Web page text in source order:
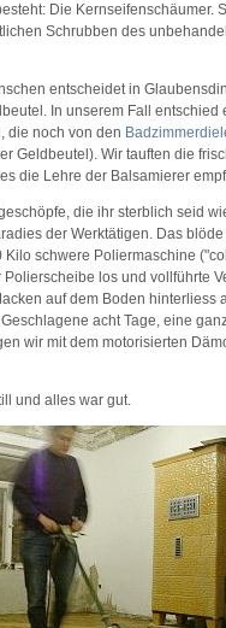
Die Kernseifenschäumer.
Schrubben des
entscheidet in
In unserem Fall entschied
die noch von den
Geldbeutel). Wir tauften die
die Lehre der Balsamierer
die ihr sterblich seid
der Werktätigen. Das
schwere Poliermaschine
Polierscheibe los und vollführte
auf dem Boden hinterliess
acht Tage, eine
wir mit dem motorisierten
und alles war gut.